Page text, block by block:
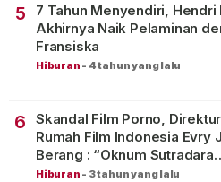
5
7 Tahun Menyendiri, Hendri
Akhirnya Naik Pelaminan
Fransiska
Hiburan - 4 tahun yang lalu
6
Skandal Film Porno, Direktur
Rumah Film Indonesia Evry
Berang : “Oknum Sutradara
Merusak Perfilman
Hiburan - 3 tahun yang lalu